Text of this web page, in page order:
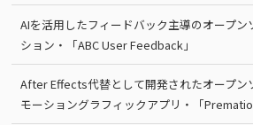
AIを活用したフィードバック主導のオープン
ション・「ABC User Feedback」
After Effects代替として開発されたオープン
モーショングラフィックアプリ・「